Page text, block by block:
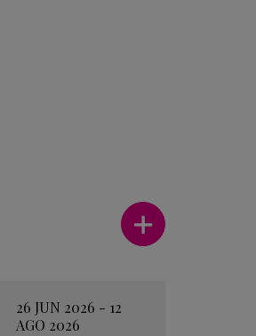
Ver más
26 JUN 2026 - 12
AGO 2026